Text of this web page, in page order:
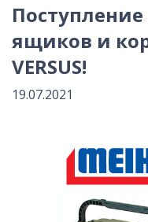
ящиков и
VERSUS!
19.07.2021